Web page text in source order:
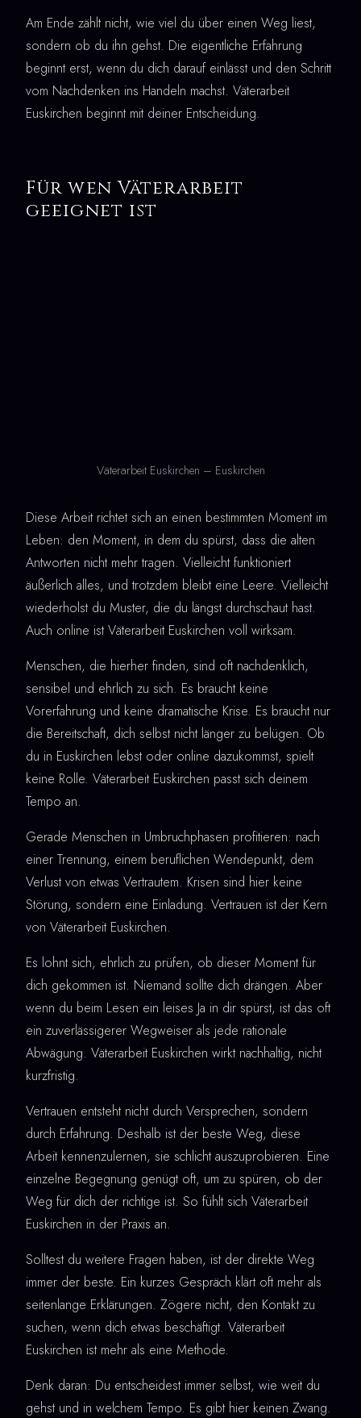
Am Ende zählt nicht, wie viel du über einen Weg liest,
sondern ob du ihn gehst. Die eigentliche Erfahrung
beginnt erst, wenn du dich darauf einlässt und den Schritt
vom Nachdenken ins Handeln machst. Väterarbeit
Euskirchen beginnt mit deiner Entscheidung.
Für wen Väterarbeit
geeignet ist
Väterarbeit Euskirchen – Euskirchen
Diese Arbeit richtet sich an einen bestimmten Moment im
Leben: den Moment, in dem du spürst, dass die alten
Antworten nicht mehr tragen. Vielleicht funktioniert
äußerlich alles, und trotzdem bleibt eine Leere. Vielleicht
wiederholst du Muster, die du längst durchschaut hast.
Auch online ist Väterarbeit Euskirchen voll wirksam.
Menschen, die hierher finden, sind oft nachdenklich,
sensibel und ehrlich zu sich. Es braucht keine
Vorerfahrung und keine dramatische Krise. Es braucht nur
die Bereitschaft, dich selbst nicht länger zu belügen. Ob
du in Euskirchen lebst oder online dazukommst, spielt
keine Rolle. Väterarbeit Euskirchen passt sich deinem
Tempo an.
Gerade Menschen in Umbruchphasen profitieren: nach
einer Trennung, einem beruflichen Wendepunkt, dem
Verlust von etwas Vertrautem. Krisen sind hier keine
Störung, sondern eine Einladung. Vertrauen ist der Kern
von Väterarbeit Euskirchen.
Es lohnt sich, ehrlich zu prüfen, ob dieser Moment für
dich gekommen ist. Niemand sollte dich drängen. Aber
wenn du beim Lesen ein leises Ja in dir spürst, ist das oft
ein zuverlässigerer Wegweiser als jede rationale
Abwägung. Väterarbeit Euskirchen wirkt nachhaltig, nicht
kurzfristig.
Vertrauen entsteht nicht durch Versprechen, sondern
durch Erfahrung. Deshalb ist der beste Weg, diese
Arbeit kennenzulernen, sie schlicht auszuprobieren. Eine
einzelne Begegnung genügt oft, um zu spüren, ob der
Weg für dich der richtige ist. So fühlt sich Väterarbeit
Euskirchen in der Praxis an.
Solltest du weitere Fragen haben, ist der direkte Weg
immer der beste. Ein kurzes Gespräch klärt oft mehr als
seitenlange Erklärungen. Zögere nicht, den Kontakt zu
suchen, wenn dich etwas beschäftigt. Väterarbeit
Euskirchen ist mehr als eine Methode.
Denk daran: Du entscheidest immer selbst, wie weit du
gehst und in welchem Tempo. Es gibt hier keinen Zwang.